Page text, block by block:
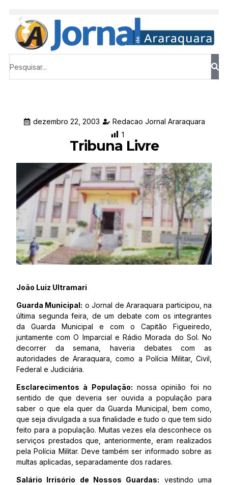
dezembro 22, 2003
Redacao Jornal Araraquara
1
Tribuna Livre
João Luiz Ultramari
Guarda Municipal: o Jornal de Araraquara participou, na
última segunda feira, de um debate com os integrantes
da Guarda Municipal e com o Capitão Figueiredo,
juntamente com O Imparcial e Rádio Morada do Sol. No
decorrer da semana, haveria debates com as
autoridades de Araraquara, como a Polícia Militar, Civil,
Federal e Judiciária.
Esclarecimentos à População: nossa opinião foi no
sentido de que deveria ser ouvida a população para
saber o que ela quer da Guarda Municipal, bem como,
que seja divulgada a sua finalidade e tudo o que tem sido
feito para a população. Muitas vezes ela desconhece os
serviços prestados que, anteriormente, eram realizados
pela Polícia Militar. Deve também ser informado sobre as
multas aplicadas, separadamente dos radares.
Salário Irrisório de Nossos Guardas: vestindo uma